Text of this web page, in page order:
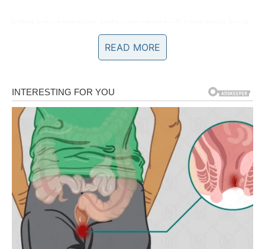
Pred vama su veoma intenzivni trenuci.
RAK
Rakovi su među znakovima kojima univerzum sada šalje
najveće olakšanje.
Poslije mnogo tuge i neizvjesnosti konačno dolazi
odgovor koji vam vraća vjeru u sreću.
READ MORE